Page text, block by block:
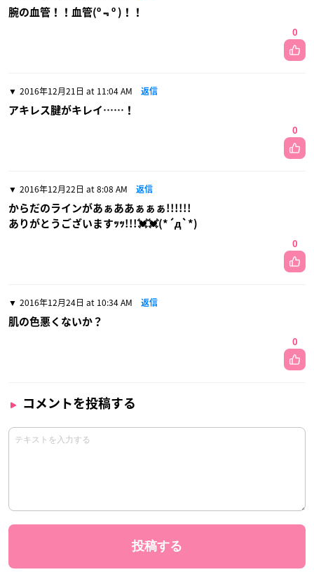
腕の血管！！血管(º﹃º )！！
0
2016年12月21日 at 11:04 AM 返信
アキレス腱がキレイ……！
0
2016年12月22日 at 8:08 AM 返信
からだのラインがあぁああぁぁぁ!!!!!!
ありがとうございますｯｯ!!!💓💓(*´д`*)
0
2016年12月24日 at 10:34 AM 返信
肌の色悪くないか？
0
コメントを投稿する